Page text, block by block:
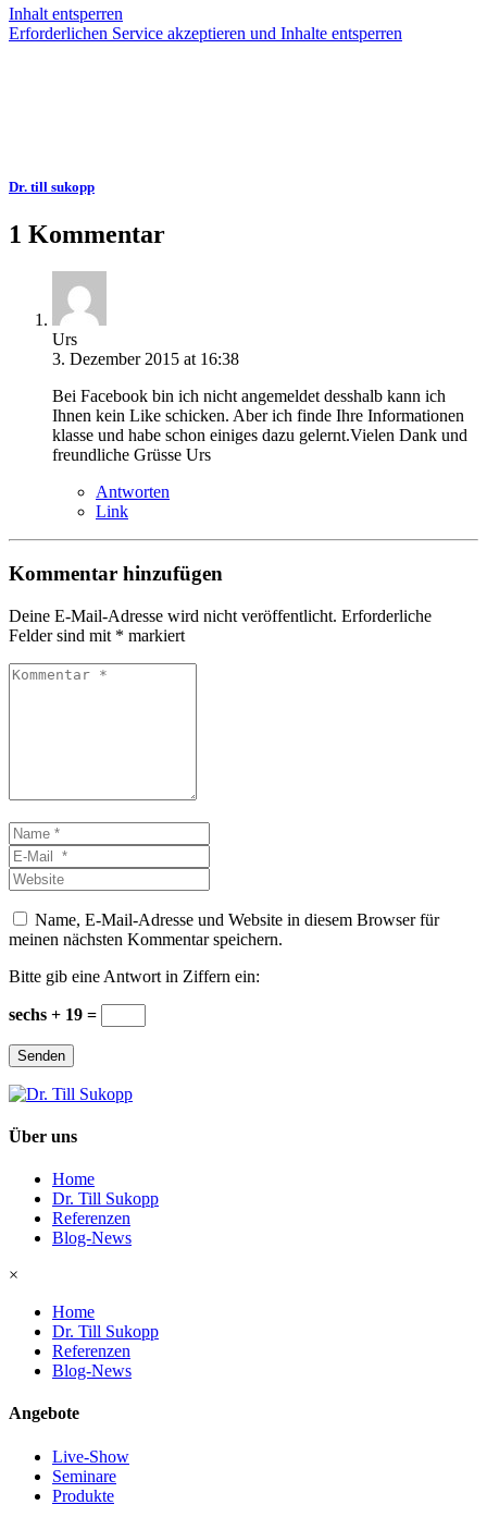
Inhalt entsperren
Erforderlichen Service akzeptieren und Inhalte entsperren
Dr. till sukopp
1 Kommentar
Urs
3. Dezember 2015 at 16:38
Bei Facebook bin ich nicht angemeldet desshalb kann ich
Ihnen kein Like schicken. Aber ich finde Ihre Informationen
klasse und habe schon einiges dazu gelernt.Vielen Dank und
freundliche Grüsse Urs
Antworten
Link
Kommentar hinzufügen
Deine E-Mail-Adresse wird nicht veröffentlicht. Erforderliche
Felder sind mit * markiert
Kommentar
Name
*E-
Mail
*
Website
Name, E-Mail-Adresse und Website in diesem Browser für
meinen nächsten Kommentar speichern.
Bitte gib eine Antwort in Ziffern ein:
sechs + 19 =
Senden
Über uns
Home
Dr. Till Sukopp
Referenzen
Blog-News
×
Home
Dr. Till Sukopp
Referenzen
Blog-News
Angebote
Live-Show
Seminare
Produkte